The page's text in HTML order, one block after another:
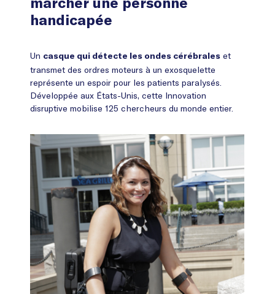
marcher une personne
handicapée
Un casque qui détecte les ondes cérébrales et
transmet des ordres moteurs à un exosquelette
représente un espoir pour les patients paralysés.
Développée aux États-Unis, cette Innovation
disruptive mobilise 125 chercheurs du monde entier.